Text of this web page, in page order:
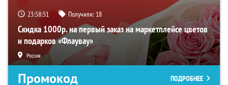
23:58:50 Получили: 18
Скидка 1000р. на первый заказ на маркетплейсе цветов
и подарков «Флаувау»
Россия
Промокод ПОДРОБНЕЕ